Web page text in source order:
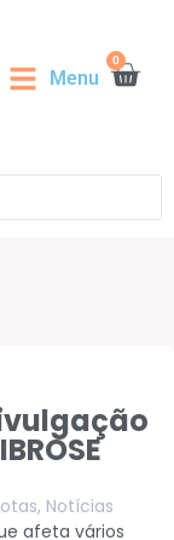
0
Menu
, Notícias
afeta vários